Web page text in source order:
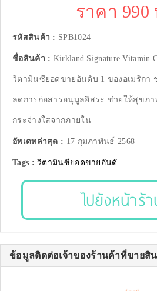
ราคา 990
รหัสสินค้า : SPB1024
ชื่อสินค้า : Kirkland Signature Vitamin
วิตามินซียอดขายอันดับ 1 ของอเมริกา
ลดการก่อสารอนุมูลอิสระ ช่วยให้สุขภา
กระจ่างใสจากภายใน
อัพเดทล่าสุด : 17 กุมภาพันธ์ 2568
Tags :วิตามินซียอดขายอันดั
ไปยังหน้าร้
ข้อมูลติดต่อเจ้าของร้านค้าที่ขายสิ